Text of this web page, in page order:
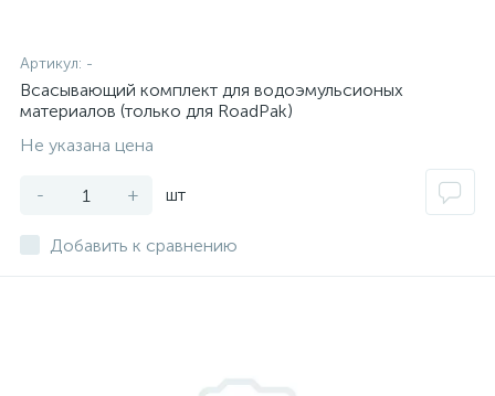
Артикул: -
Всасывающий комплект для водоэмульсионых
материалов (только для RoadPak)
Не указана цена
- + шт
Добавить к сравнению